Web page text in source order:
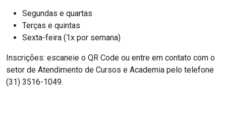
Segundas e quartas
Terças e quintas
Sexta-feira (1x por semana)
Inscrições: escaneie o QR Code ou entre em contato com o
setor de Atendimento de Cursos e Academia pelo telefone
(31) 3516-1049.